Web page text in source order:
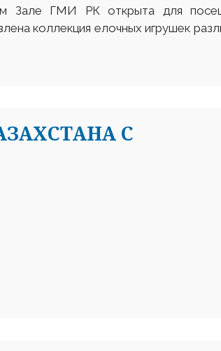
Зале ГМИ РК открыта для
коллекция елочных игрушек
С